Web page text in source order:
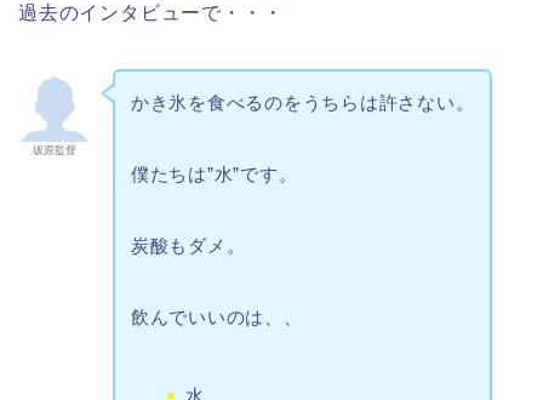
過去のインタビューで・・・
坂原監督
かき氷を食べるのをうちらは許さない。
僕たちは”水”です。
炭酸もダメ。
飲んでいいのは、、
水